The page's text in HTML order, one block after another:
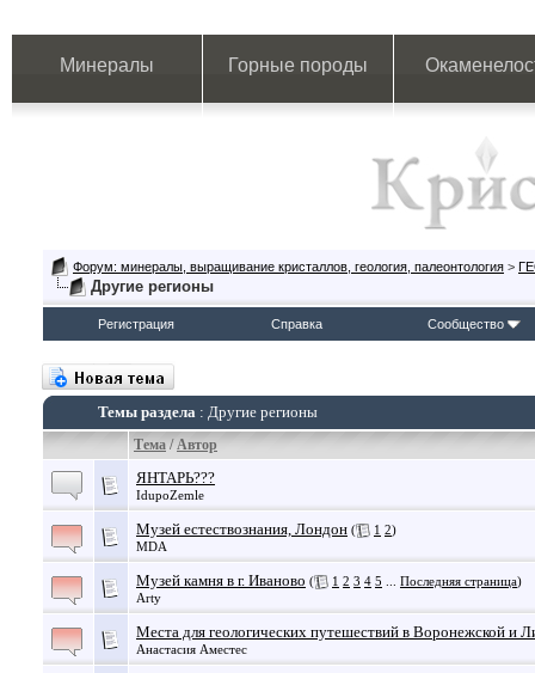
Минералы Горные породы
Форум: минералы, выращивание кристаллов, геология, палеонтология >
Другие регионы
Регистрация Справка Сообщество
Темы раздела : Другие регионы
Тема /Автор
ЯНТАРЬ???
IdupoZemle
Музей естествознания, Лондон ( 1 2)
MDA
Музей камня в г. Иваново ( 1 2 3 4 5 Последняя страница)
Arty
Места для геологических путешествий в Воронежской и
Анастасия Аместес